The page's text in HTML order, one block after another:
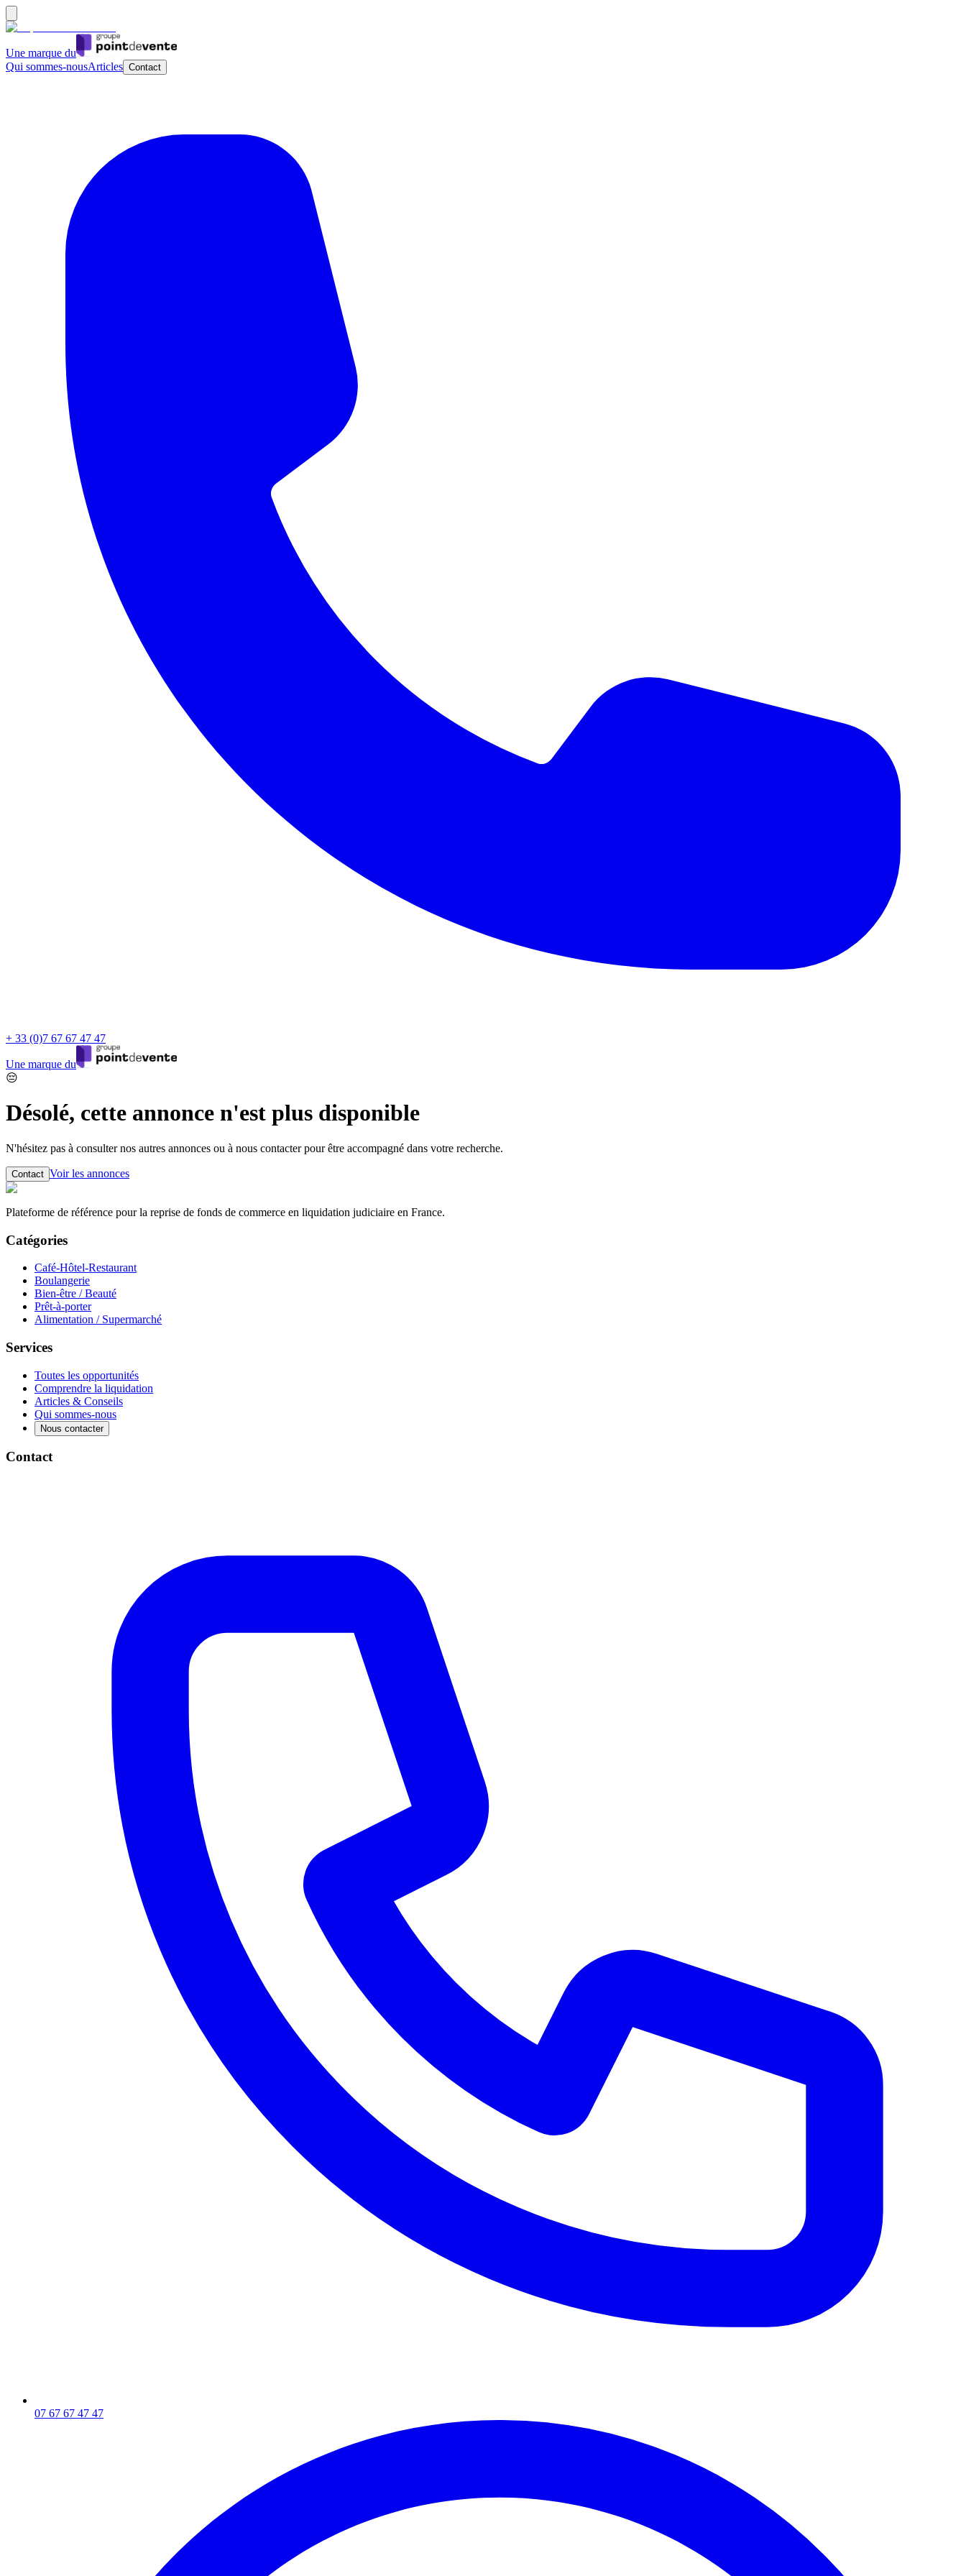
Une marque du
Qui sommes-nousArticles Contact
+ 33 (0)7 67 67 47 47
Une marque du
😔
Désolé, cette annonce n'est plus disponible
N'hésitez pas à consulter nos autres annonces ou à nous contacter pour être accompagné dans votre recherche.
Contact Voir les annonces
Plateforme de référence pour la reprise de fonds de commerce en liquidation judiciaire en France.
Catégories
Café-Hôtel-Restaurant
Boulangerie
Bien-être / Beauté
Prêt-à-porter
Alimentation / Supermarché
Services
Toutes les opportunités
Comprendre la liquidation
Articles & Conseils
Qui sommes-nous
Nous contacter
Contact
07 67 67 47 47